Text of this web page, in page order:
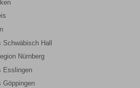
Schwäbisch Hall
Nürnberg
Esslingen
Göppingen